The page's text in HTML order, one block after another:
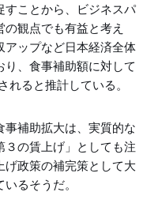
すことから、ビジネスパ
観点でも有益と考え
アップなど日本経済全体
、食事補助額に対して
ると推計している。
補助拡大は、実質的な
の賃上げ」としても注
げ政策の補完策として大
るそうだ。